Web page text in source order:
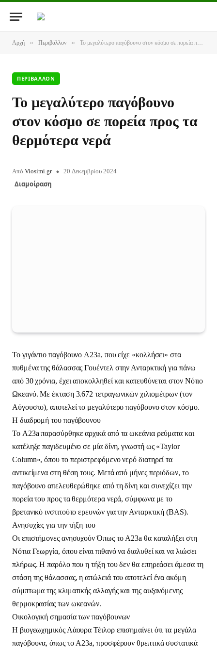
Αρχή » Περιβάλλον » Το μεγαλύτερο παγόβουνο στον κόσμο σε πορεία προς τα θερμότερα νερά
ΠΕΡΙΒΆΛΛΟΝ
Το μεγαλύτερο παγόβουνο
στον κόσμο σε πορεία προς τα
θερμότερα νερά
Από Viosimi.gr 20 Δεκεμβρίου 2024
Διαμοίραση
Το γιγάντιο παγόβουνο A23a, που είχε «κολλήσει» στα
πυθμένα της θάλασσας Γουέντελ στην Ανταρκτική για πάνω
από 30 χρόνια, έχει αποκολληθεί και κατευθύνεται στον Νότιο
Ωκεανό. Με έκταση 3.672 τετραγωνικών χιλιομέτρων (τον
Αύγουστο), αποτελεί το μεγαλύτερο παγόβουνο στον κόσμο.
Η διαδρομή του παγόβουνου
Το A23a παρασύρθηκε αρχικά από τα ωκεάνια ρεύματα και
κατέληξε παγιδευμένο σε μία δίνη, γνωστή ως «Taylor
Column», όπου το περιστρεφόμενο νερό διατηρεί τα
αντικείμενα στη θέση τους. Μετά από μήνες περιόδων, το
παγόβουνο απελευθερώθηκε από τη δίνη και συνεχίζει την
πορεία του προς τα θερμότερα νερά, σύμφωνα με το
βρετανικό ινστιτούτο ερευνών για την Ανταρκτική (BAS).
Ανησυχίες για την τήξη του
Οι επιστήμονες ανησυχούν Όπως το A23a θα καταλήξει στη
Νότια Γεωργία, όπου είναι πιθανό να διαλυθεί και να λιώσει
πλήρως. Η παρόλο που η τήξη του δεν θα επηρεάσει άμεσα τη
στάση της θάλασσας, η απώλειά του αποτελεί ένα ακόμη
σύμπτωμα της κλιματικής αλλαγής και της αυξανόμενης
θερμοκρασίας των ωκεανών.
Οικολογική σημασία των παγόβουνων
Η βιογεωχημικός Λάουρα Τέιλορ επισημαίνει ότι τα μεγάλα
παγόβουνα, όπως το A23a, προσφέρουν θρεπτικά συστατικά